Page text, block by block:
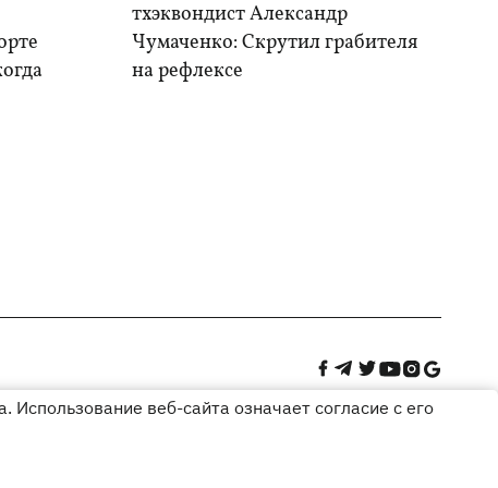
тхэквондист Александр
Чумаченко: Скрутил грабителя
на рефлексе
веб-сайта означает согласие с его